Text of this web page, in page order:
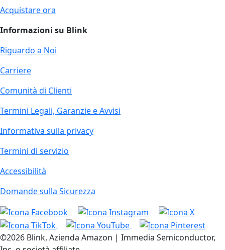
Acquistare ora
Informazioni su Blink
Riguardo a Noi
Carriere
Comunità di Clienti
Termini Legali, Garanzie e Avvisi
Informativa sulla privacy
Termini di servizio
Accessibilità
Domande sulla Sicurezza
©2026 Blink, Azienda Amazon | Immedia Semiconductor,